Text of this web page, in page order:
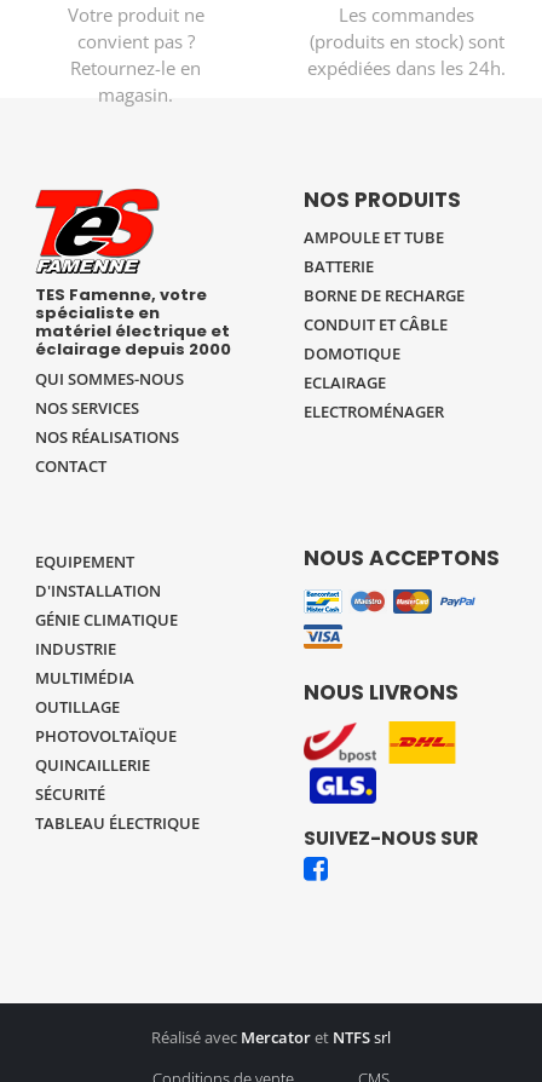
Votre produit ne
convient pas ?
Retournez-le en
magasin.
Les commandes
(produits en stock) sont
expédiées dans les 24h.
TES Famenne, votre
spécialiste en
matériel électrique et
éclairage depuis 2000
QUI SOMMES-NOUS
NOS SERVICES
NOS RÉALISATIONS
CONTACT
NOS PRODUITS
AMPOULE ET TUBE
BATTERIE
BORNE DE RECHARGE
CONDUIT ET CÂBLE
DOMOTIQUE
ECLAIRAGE
ELECTROMÉNAGER
EQUIPEMENT
D'INSTALLATION
GÉNIE CLIMATIQUE
INDUSTRIE
MULTIMÉDIA
OUTILLAGE
PHOTOVOLTAÏQUE
QUINCAILLERIE
SÉCURITÉ
TABLEAU ÉLECTRIQUE
NOUS ACCEPTONS
NOUS LIVRONS
SUIVEZ-NOUS SUR
Réalisé avec Mercatoret NTFSsrl